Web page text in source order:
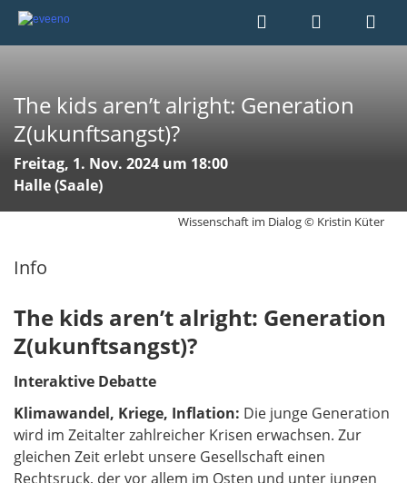
The kids aren’t alright: Generation
Z(ukunftsangst)?
Freitag, 1. Nov. 2024 um 18:00
Halle (Saale)
Wissenschaft im Dialog © Kristin Küter
Info
The kids aren’t alright: Generation
Z(ukunftsangst)?
Interaktive Debatte
Klimawandel, Kriege, Inflation: Die junge Generation
wird im Zeitalter zahlreicher Krisen erwachsen. Zur
gleichen Zeit erlebt unsere Gesellschaft einen
Rechtsruck, der vor allem im Osten und unter jungen